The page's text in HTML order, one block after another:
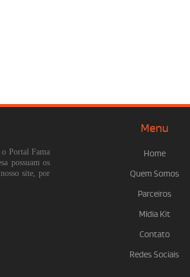
o Portal Fama
possuam os
site, por
Menu
Home
Quem Somos
Parceiros
Mídia Kit
Contato
Redes Sociais